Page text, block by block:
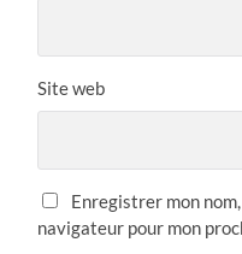
Site web
Enregistrer mon
navigateur pour mon